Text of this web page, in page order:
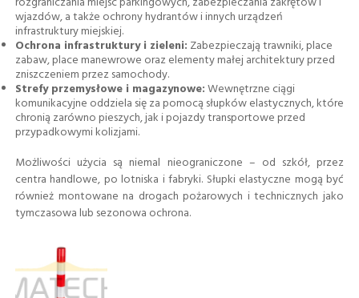
wjazdów, a także ochrony hydrantów i innych urządzeń
infrastruktury miejskiej.
Ochrona infrastruktury i zieleni: Zabezpieczają trawniki, place
zabaw, place manewrowe oraz elementy małej architektury przed
zniszczeniem przez samochody.
Strefy przemysłowe i magazynowe:Wewnętrzne ciągi
komunikacyjne oddziela się za pomocą słupków elastycznych, które
chronią zarówno pieszych, jak i pojazdy transportowe przed
przypadkowymi kolizjami.
Możliwości użycia są niemal nieograniczone – od szkół, przez
centra handlowe, po lotniska i fabryki. Słupki elastyczne mogą być
również montowane na drogach pożarowych i technicznych jako
tymczasowa lub sezonowa ochrona.